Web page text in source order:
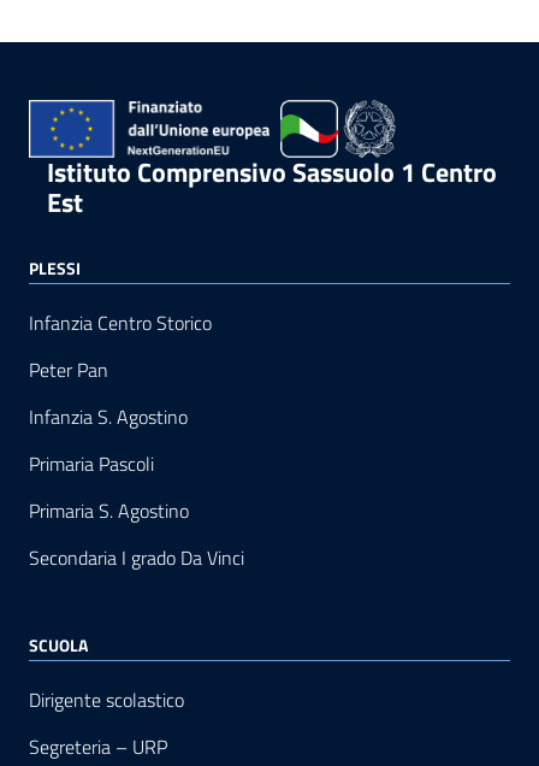
Istituto Comprensivo Sassuolo 1 Centro
Est
PLESSI
Infanzia Centro Storico
Peter Pan
Infanzia S. Agostino
Primaria Pascoli
Primaria S. Agostino
Secondaria I grado Da Vinci
SCUOLA
Dirigente scolastico
Segreteria – URP